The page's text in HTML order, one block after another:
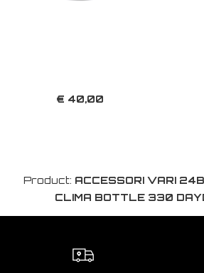
€ 40,00
Product: ACCESSORI VARI
CLIMA BOTTLE 330